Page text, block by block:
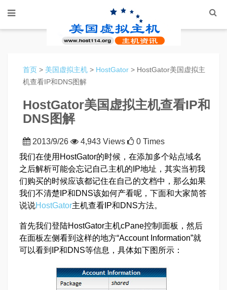
首页 > 美国虚拟主机 > HostGator > HostGator美国虚拟主
机查看IP和DNS图解
HostGator美国虚拟主机查看IP和
DNS图解
2013/9/26 4,943 Views
0 Times
我们在使用HostGator的时候，在添加多个站点域名
之后解析可能会忘记自己主机的IP地址，其实当初我
们购买的时候应该都记住在自己的文档中，那么如果
我们不清楚IP和DNS该如何产看呢，下面和大家简答
说说HostGator主机查看IP和DNS方法。
首先我们登陆HostGator主机cPane控制l面板，然后
在面板左侧看到这样的地方“Account Information”就
可以看到IP和DNS等信息，具体如下图所示：